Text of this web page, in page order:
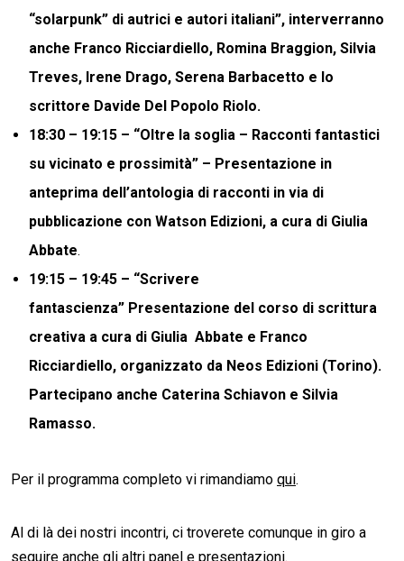
“solarpunk” di autrici e autori italiani”, interverranno
anche Franco Ricciardiello, Romina Braggion, Silvia
Treves, Irene Drago, Serena Barbacetto e lo
scrittore Davide Del Popolo Riolo.
18:30 – 19:15 – “Oltre la soglia – Racconti fantastici
su vicinato e prossimità” – Presentazione in
anteprima dell’antologia di racconti in via di
pubblicazione con Watson Edizioni, a cura di Giulia
Abbate.
19:15 – 19:45 – “Scrivere
fantascienza” Presentazione del corso di scrittura
creativa a cura di Giulia Abbate e Franco
Ricciardiello, organizzato da Neos Edizioni (Torino).
Partecipano anche Caterina Schiavon e Silvia
Ramasso.
Per il programma completo vi rimandiamo qui.
Al di là dei nostri incontri, ci troverete comunque in giro a
seguire anche gli altri panel e presentazioni.